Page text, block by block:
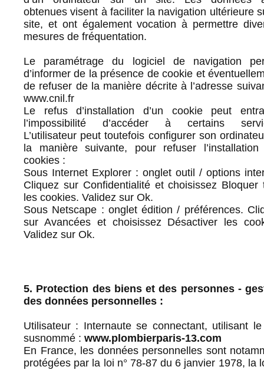
obtenues visent à faciliter la navigation ultérieure
site, et ont également vocation à permettre
mesures de fréquentation.
Le paramétrage du logiciel de navigation
d’informer de la présence de cookie et
de refuser de la manière décrite à l’adresse
www.cnil.fr
Le refus d’installation d’un cookie peut
l’impossibilité d’accéder à certains
L’utilisateur peut toutefois configurer son
la manière suivante, pour refuser l’installation
cookies :
Sous Internet Explorer : onglet outil / options
Cliquez sur Confidentialité et choisissez Bloquer
les cookies. Validez sur Ok.
Sous Netscape : onglet édition / préférences.
sur Avancées et choisissez Désactiver les
Validez sur Ok.
5. Protection des biens et des personnes -
des données personnelles :
Utilisateur : Internaute se connectant, utilisant
susnommé : www.plombierparis-13.com
En France, les données personnelles sont
protégées par la loi n° 78-87 du 6 janvier 1978, la